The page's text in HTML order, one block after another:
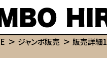
ジャンボ販売 販売詳細1